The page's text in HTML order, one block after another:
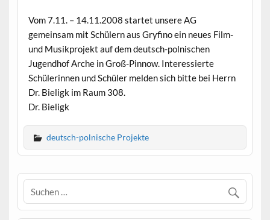
Vom 7.11. – 14.11.2008 startet unsere AG
gemeinsam mit Schülern aus Gryfino ein neues Film-
und Musikprojekt auf dem deutsch-polnischen
Jugendhof Arche in Groß-Pinnow. Interessierte
Schülerinnen und Schüler melden sich bitte bei Herrn
Dr. Bieligk im Raum 308.
Dr. Bieligk
deutsch-polnische Projekte